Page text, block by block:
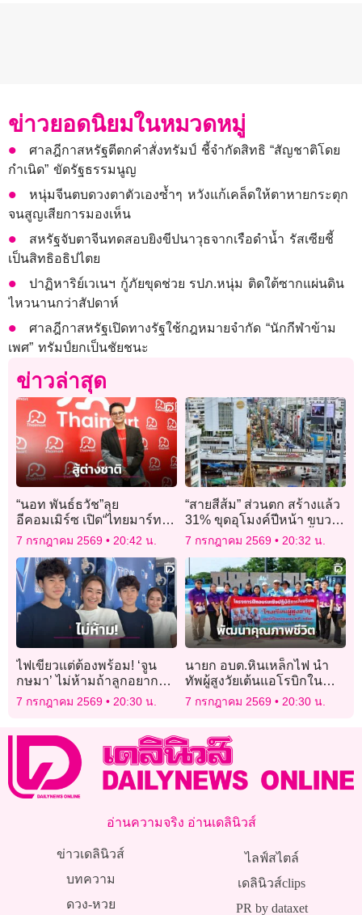
ข่าวยอดนิยมในหมวดหมู่
ศาลฎีกาสหรัฐตีตกคำสั่งทรัมป์ ชี้จำกัดสิทธิ “สัญชาติโดย
กำเนิด” ขัดรัฐธรรมนูญ
หนุ่มจีนตบดวงตาตัวเองซ้ำๆ หวังแก้เคล็ดให้ตาหายกระตุก
จนสูญเสียการมองเห็น
สหรัฐจับตาจีนทดสอบยิงขีปนาวุธจากเรือดำน้ำ รัสเซียชี้
เป็นสิทธิอธิปไตย
ปาฏิหาริย์เวเนฯ กู้ภัยขุดช่วย รปภ.หนุ่ม ติดใต้ซากแผ่นดิน
ไหวนานกว่าสัปดาห์
ศาลฎีกาสหรัฐเปิดทางรัฐใช้กฎหมายจำกัด “นักกีฬาข้าม
เพศ” ทรัมป์ยกเป็นชัยชนะ
ข่าวล่าสุด
“นอท พันธ์ธวัช”ลุย
อีคอมเมิร์ซ เปิด“ไทยมาร์ท”สู้
ต่างชาติคิดค่าจีพี 0% ปีแรก
7 กรกฎาคม 2569 20:42 น.
“สายสีส้ม” ส่วนตก สร้างแล้ว
31% ขุดอุโมงค์ปีหน้า ขบวน
รถคันแรกถึงไทย ต.ค.นี้
7 กรกฎาคม 2569 20:32 น.
ไฟเขียวแต่ต้องพร้อม! ‘จูน
กษมา’ ไม่ห้ามถ้าลูกอยากมี
แฟน-ปัดดราม่าราคาหม้อแม่
7 กรกฎาคม 2569 20:30 น.
นายก อบต.หินเหล็กไฟ นำ
ทัพผู้สูงวัยเต้นแอโรบิกในน้ำ
พัฒนาคุณภาพชีวิตผู้สูงอายุ
7 กรกฎาคม 2569 20:30 น.
อ่านความจริง อ่านเดลินิวส์
ข่าวเดลินิวส์
บทความ
ดวง-หวย
ไลฟ์สไตล์
เดลินิวส์clips
PR by dataxet